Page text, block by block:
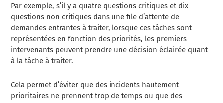
Par exemple, s’il y a quatre questions critiques et dix
questions non critiques dans une file d’attente de
demandes entrantes à traiter, lorsque ces tâches sont
représentées en fonction des priorités, les premiers
intervenants peuvent prendre une décision éclairée quant
à la tâche à traiter.
Cela permet d’éviter que des incidents hautement
prioritaires ne prennent trop de temps ou que des